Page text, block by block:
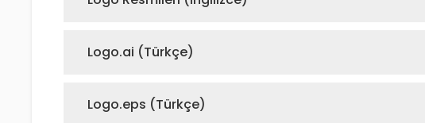
Logo.ai (Türkçe)
Logo.eps (Türkçe)